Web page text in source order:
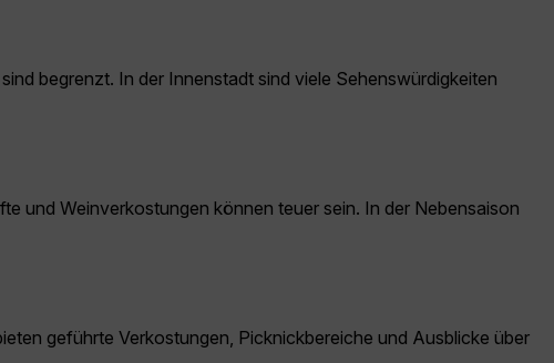
begrenzt. In der Innenstadt sind viele Sehenswürdigkeiten
und Weinverkostungen können teuer sein. In der Nebensaison
geführte Verkostungen, Picknickbereiche und Ausblicke über